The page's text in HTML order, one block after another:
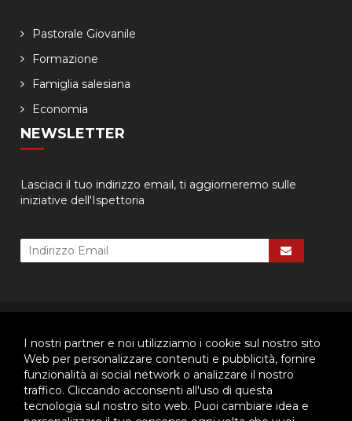
I nostri partner e noi utilizziamo i cookie sul nostro sito
Web per personalizzare contenuti e pubblicità, fornire
funzionalità ai social network o analizzare il nostro
traffico. Cliccando acconsenti all'uso di questa
tecnologia sul nostro sito web. Puoi cambiare idea e
Pastorale Giovanile
Formazione
Famiglia salesiana
Economia
NEWSLETTER
Lasciaci il tuo indirizzo email, ti aggiorneremo sulle
iniziative dell'Ispettoria
Questo plugin utilizza cookie per raccogliere dati e cookie di
terze parti per migliorare l'esperienza utente. Per visualizzare il